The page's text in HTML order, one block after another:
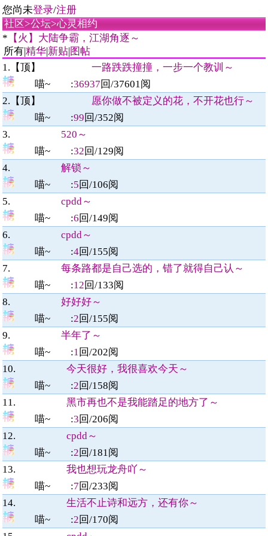
您尚未登录/注册
社区>公坛>心灵相约
* 【火】大陆争霸，江湖角逐～
所有|精华|新贴|图帖
1.【顶】
一路跌跌撞撞，一步一个教训～
喵~ :36937回/37601阅
2.【顶】
愿你做不被定义的花，不开花也行～
喵~ :99回/352阅
3. 520～
喵~ :32回/129阅
4. 解锁～
喵~ :5回/106阅
5. cpdd～
喵~ :6回/149阅
6. cpdd～
喵~ :4回/155阅
7. 每条路都是自己选的，错了就得自己认～
喵~ :12回/133阅
8. 好好好～
喵~ :2回/155阅
9. 半年了～
喵~ :1回/202阅
10. 今天很好，我很喜欢今天～
喵~ :2回/158阅
11. 黑市再也不是我能踏足的地方了～
喵~ :3回/206阅
12. cpdd～
喵~ :2回/181阅
13. 我也想玩龙舟吖～
喵~ :7回/233阅
14. 生活不止诗和远方，还有你～
喵~ :2回/170阅